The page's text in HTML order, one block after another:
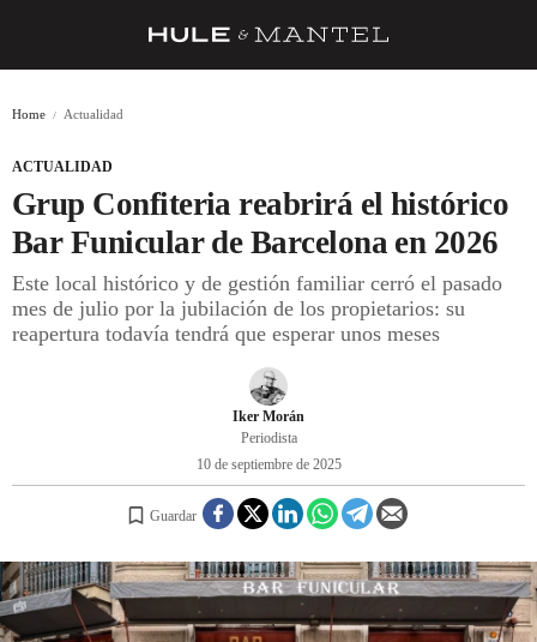
BARRAS Y ESTRELLAS
DÓNDE COMER
ÍDOLOS DE MESAS
REGISTRO
Home Actualidad
ACTUALIDAD
Grup Confiteria reabrirá el histórico
Bar Funicular de Barcelona en 2026
Este local histórico y de gestión familiar cerró el pasado
mes de julio por la jubilación de los propietarios: su
reapertura todavía tendrá que esperar unos meses
Iker Morán
Periodista
10 de septiembre de 2025
Guardar